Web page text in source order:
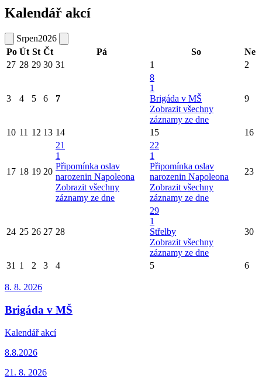
Kalendář akcí
Srpen2026
Po Út St Čt Pá So
Ne
27 28 29 30 31 1 2
3 4 5 6 7
8
1
Brigáda v MŠ
Zobrazit všechny
záznamy ze dne
9
10 11 12 13 14 15 16
17 18 19 20
21
1
Připomínka oslav
narozenin Napoleona
Zobrazit všechny
záznamy ze dne
22
1
Připomínka oslav
narozenin Napoleona
Zobrazit všechny
záznamy ze dne
23
24 25 26 27 28
29
1
Střelby
Zobrazit všechny
záznamy ze dne
30
31 1 2 3 4 5 6
8. 8. 2026
Brigáda v MŠ
Kalendář akcí
8.8.2026
21. 8. 2026